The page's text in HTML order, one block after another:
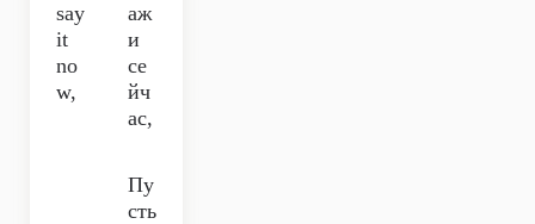
say
it
no
w,
аж
и
се
йч
ас,
Пу
сть